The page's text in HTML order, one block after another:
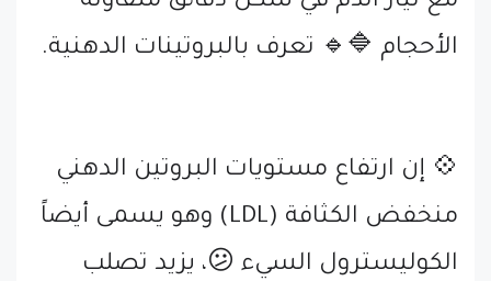
الأحجام 🔷🔹 تعرف بالبروتينات الدهنية.
💠 إن ارتفاع مستويات البروتين الدهني
منخفض الكثافة (LDL) وهو يسمى أيضاً
الكوليسترول السيء 😕، يزيد تصلب